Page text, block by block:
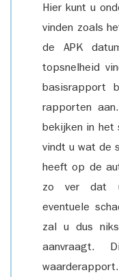
Hier kunt u
vinden zoals
de APK
topsnelheid
basisrapport
rapporten
bekijken in
vindt u wat de
heeft op de
zo ver dat
eventuele
zal u dus
aanvraagt.